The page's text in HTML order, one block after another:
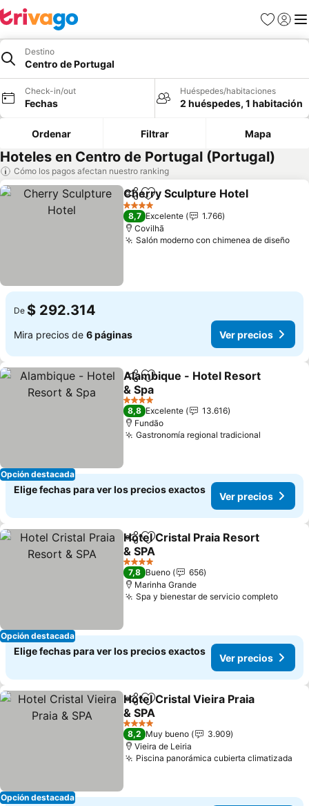
Favoritos
Iniciar
Destino
Centro de Portugal
Check-in/out
Fechas
Huéspedes/habitaciones
2 huéspedes, 1 habitación
Ordenar Filtrar Mapa
Hoteles en Centro de Portugal (Portugal)
Cómo los pagos afectan nuestro ranking
CompartirAgregar a favoritos
Cherry Sculpture Hotel
4 Estrellas
8,7 Excelente
1.766
Covilhã
Salón moderno con chimenea de diseño
De $ 292.314
Mira precios de 6 páginas Ver precios
Opción destacada
CompartirAgregar a favoritos
Alambique - Hotel Resort
& Spa
4 Estrellas
8,8 Excelente
13.616
Fundão
Gastronomía regional tradicional
Elige fechas para ver los precios exactos
Ver precios
Opción destacada
CompartirAgregar a favoritos
Hotel Cristal Praia Resort
& SPA
4 Estrellas
7,8 Bueno
656
Marinha Grande
Spa y bienestar de servicio completo
Elige fechas para ver los precios exactos
Ver precios
Opción destacada
CompartirAgregar a favoritos
Hotel Cristal Vieira Praia
& SPA
4 Estrellas
8,2 Muy bueno
3.909
Vieira de Leiria
Piscina panorámica cubierta climatizada